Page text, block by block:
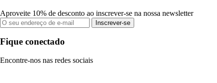
Aproveite 10% de desconto ao inscrever-se na nossa newsletter
Inscrever-se
Fique conectado
Encontre-nos nas redes sociais